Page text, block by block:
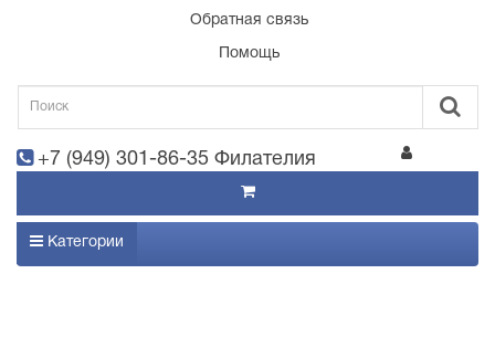
Обратная связь
Помощь
+7 (949) 301-86-35 Филателия
Категории